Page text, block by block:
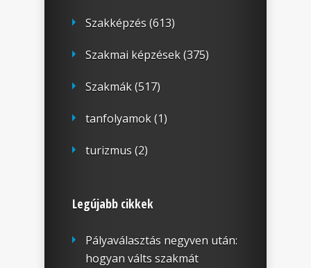
Szakképzés (613)
Szakmai képzések(375)
Szakmák(517)
tanfolyamok(1)
turizmus (2)
Legújabb cikkek
Pályaválasztás negyven után:
hogyan válts szakmát